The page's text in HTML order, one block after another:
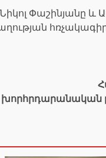
Փաշինյանը
խորհրդարանական